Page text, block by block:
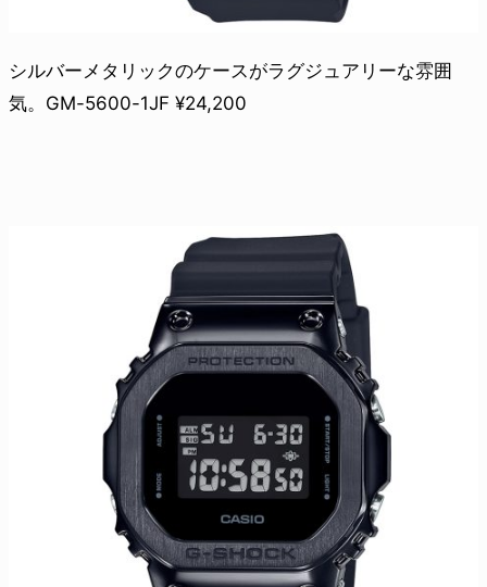
シルバーメタリックのケースがラグジュアリーな雰囲
気。GM-5600-1JF ¥24,200